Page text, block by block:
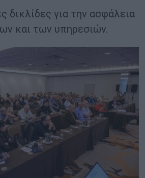
δικλίδες για την ασφάλεια
και των υπηρεσιών.